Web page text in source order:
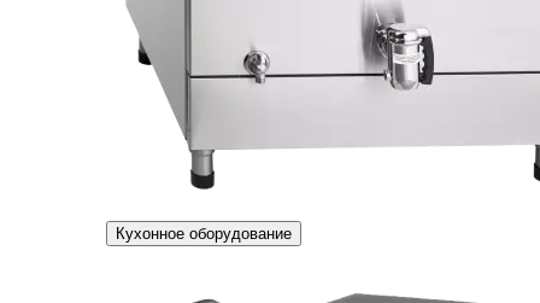
Кухонное оборудование